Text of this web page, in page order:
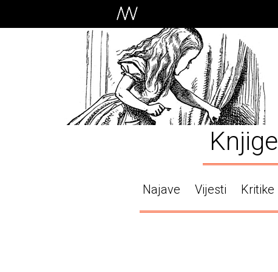
Knjige
Najave Vijesti Kritike